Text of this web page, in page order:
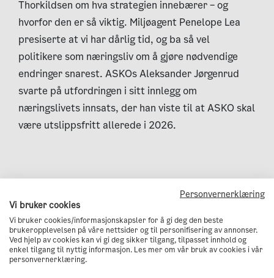
Thorkildsen om hva strategien innebærer – og
hvorfor den er så viktig. Miljøagent Penelope Lea
presiserte at vi har dårlig tid, og ba så vel
politikere som næringsliv om å gjøre nødvendige
endringer snarest. ASKOs Aleksander Jørgenrud
svarte på utfordringen i sitt innlegg om
næringslivets innsats, der han viste til at ASKO skal
være utslippsfritt allerede i 2026.
Denne strategien er vårt
Personvernerklæring
Vi bruker cookies
Vi bruker cookies/informasjonskapsler for å gi deg den beste
brukeropplevelsen på våre nettsider og til personifisering av annonser.
Ved hjelp av cookies kan vi gi deg sikker tilgang, tilpasset innhold og
enkel tilgang til nyttig informasjon. Les mer om vår bruk av cookies i vår
personvernerklæring.